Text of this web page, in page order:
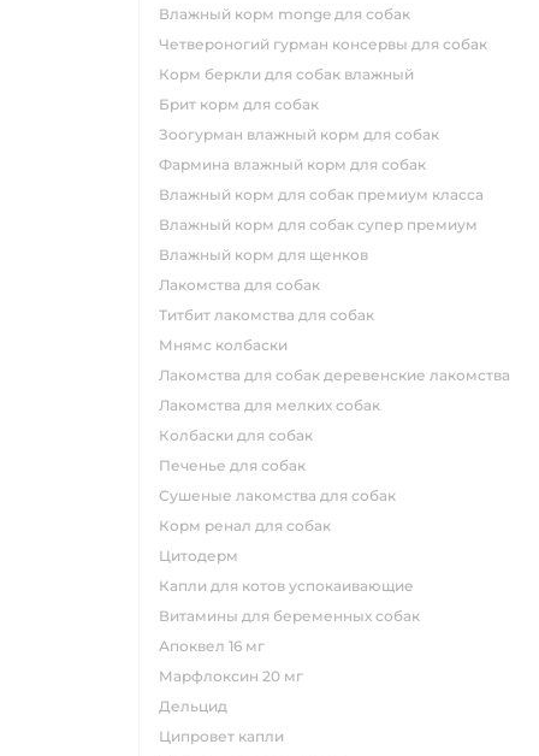
влажный корм monge для собак
четвероногий гурман консервы для собак
корм беркли для собак влажный
брит корм для собак
зоогурман влажный корм для собак
фармина влажный корм для собак
влажный корм для собак премиум класса
влажный корм для собак супер премиум
влажный корм для щенков
лакомства для собак
титбит лакомства для собак
мнямс колбаски
лакомства для собак деревенские лакомства
лакомства для мелких собак
колбаски для собак
печенье для собак
сушеные лакомства для собак
корм ренал для собак
цитодерм
капли для котов успокаивающие
витамины для беременных собак
апоквел 16 мг
марфлоксин 20 мг
дельцид
ципровет капли